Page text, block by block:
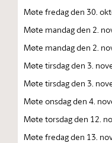
Møte fredag den 30.
Møte mandag den 2.
Møte mandag den 2.
Møte tirsdag den 3.
Møte tirsdag den 3.
Møte onsdag den 4.
Møte torsdag den 12.
Møte fredag den 13.